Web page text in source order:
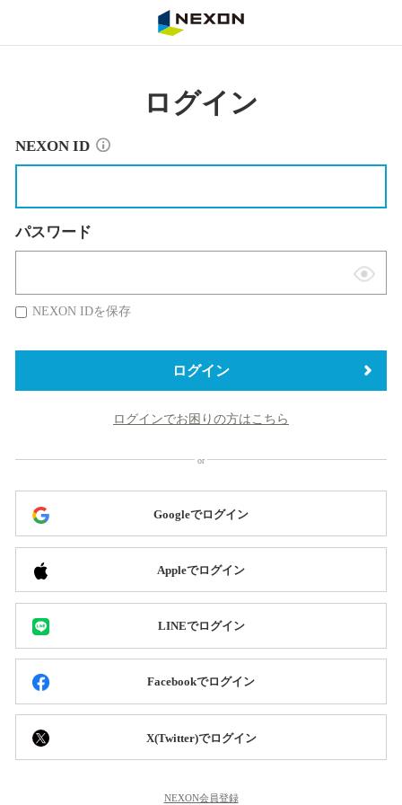
ログイン
NEXON ID
パスワード
表
替
NEXON IDを保存
ログイン
ログインでお困りの方はこちら
Googleでログイン
Appleでログイン
LINEでログイン
Facebookでログイン
X(Twitter)でログイン
NEXON会員登録